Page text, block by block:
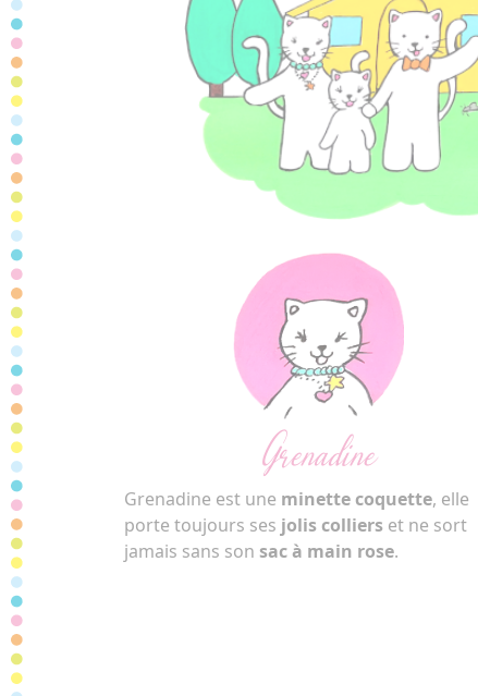
Grenadine
Grenadine est une minette coquette, elle
porte toujours ses jolis colliers et ne sort
jamais sans son sac à main rose.